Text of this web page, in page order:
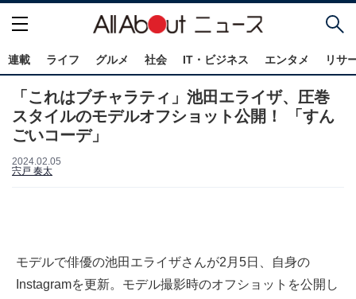
連載 ライフ グルメ 社会 IT・ビジネス エンタメ リサ
「これはブチャラティ」池田エライザ、圧巻
スタイルのモデルオフショット公開！ 「すん
ごいコーデ」
2024.02.05
宍戸 奏太
モデルで俳優の池田エライザさんが2月5日、自身の
Instagramを更新。モデル撮影時のオフショットを公開し